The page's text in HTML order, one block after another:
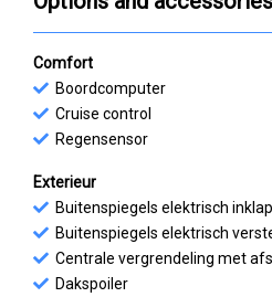
Comfort
Boordcomputer
Cruise control
Regensensor
Exterieur
Buitenspiegels elektrisch
Buitenspiegels elektrisch
Centrale vergrendeling met
Dakspoiler